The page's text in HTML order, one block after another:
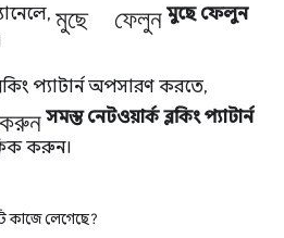
মুছে ফেলুন মুছে ফেলুন
প্যাটার্ন অপসারণ করতে,
সমস্ত নেটওয়ার্ক ব্লকিং প্যাটার্ন
করুন।
কাজে লেগেছে?